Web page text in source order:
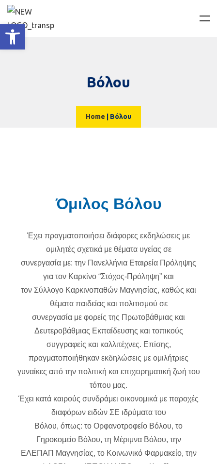
Βόλου
Home Βόλου
Όμιλος Βόλου
Έχει πραγματοποιήσει διάφορες εκδηλώσεις με
ομιλητές σχετικά με θέματα υγείας σε
συνεργασία με: την Πανελλήνια Εταιρεία Πρόληψης
για τον Καρκίνο “Στόχος-Πρόληψη” και
τον Σύλλογο Καρκινοπαθών Μαγνησίας, καθώς και
θέματα παιδείας και πολιτισμού σε
συνεργασία με φορείς της Πρωτοβάθμιας και
Δευτεροβάθμιας Εκπαίδευσης και τοπικούς
συγγραφείς και καλλιτέχνες. Επίσης,
πραγματοποιήθηκαν εκδηλώσεις με ομιλήτριες
γυναίκες από την πολιτική και επιχειρηματική ζωή του
τόπου μας.
Έχει κατά καιρούς συνδράμει οικονομικά με παροχές
διαφόρων ειδών ΣΕ ιδρύματα του
Βόλου, όπως: το Ορφανοτροφείο Βόλου, το
Γηροκομείο Βόλου, τη Μέριμνα Βόλου, την
ΕΛΕΠΑΠ Μαγνησίας, το Κοινωνικό Φαρμακείο, την
Ανοίξτε τη γραμμή εργαλείων